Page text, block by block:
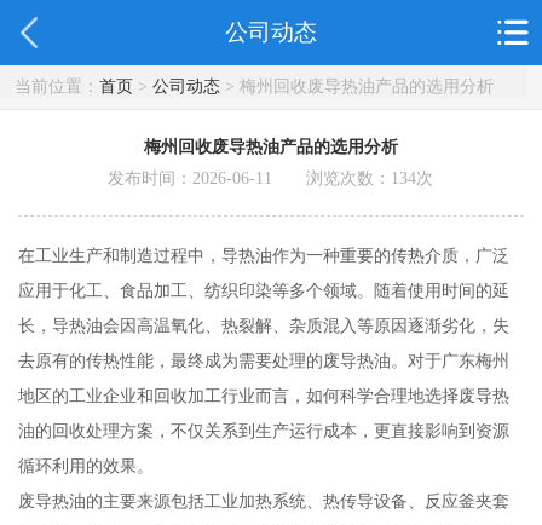
公司动态
当前位置： 首页> 公司动态> 梅州回收废导热油产品的选用分析
梅州回收废导热油产品的选用分析
发布时间：2026-06-11 浏览次数： 134次
在工业生产和制造过程中，导热油作为一种重要的传热介质，广泛
应用于化工、食品加工、纺织印染等多个领域。随着使用时间的延
长，导热油会因高温氧化、热裂解、杂质混入等原因逐渐劣化，失
去原有的传热性能，最终成为需要处理的废导热油。对于广东梅州
地区的工业企业和回收加工行业而言，如何科学合理地选择废导热
油的回收处理方案，不仅关系到生产运行成本，更直接影响到资源
循环利用的效果。
废导热油的主要来源包括工业加热系统、热传导设备、反应釜夹套